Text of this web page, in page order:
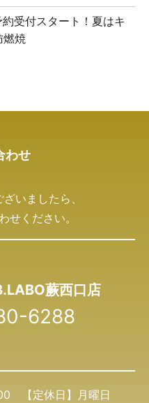
受付スタート！夏はキ
燃焼
わせ
いましたら、
せください。
蕨西口店
6288
【定休日】月曜日